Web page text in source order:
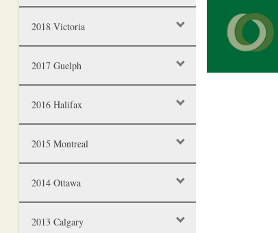
2018 Victoria
2017 Guelph
2016 Halifax
2015 Montreal
2014 Ottawa
2013 Calgary